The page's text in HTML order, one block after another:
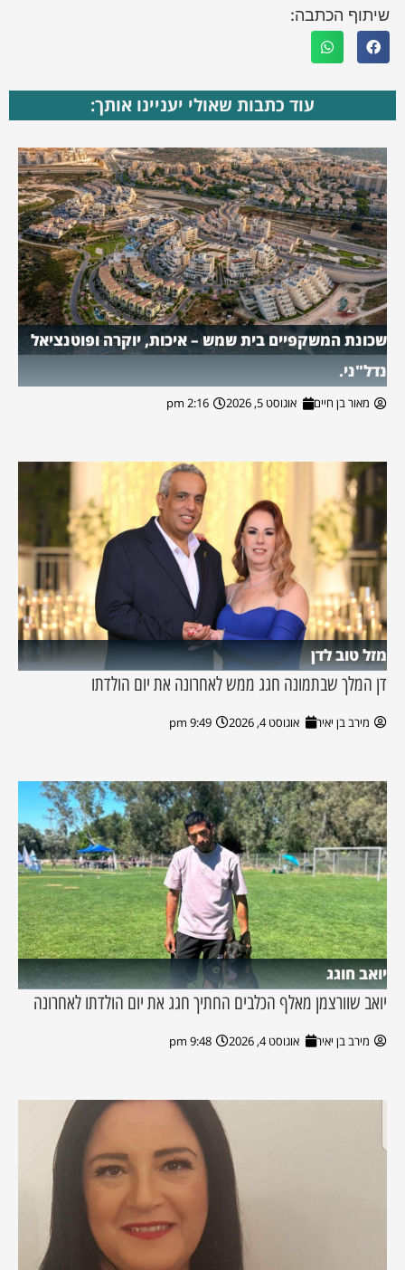
שיתוף הכתבה:
עוד כתבות שאולי יעניינו אותך:
שכונת המשקפיים בית שמש – איכות, יוקרה ופוטנציאל
נדל"ני.
מאור בן חיים אוגוסט 5, 2026 2:16 pm
מזל טוב לדן
דן המלך שבתמונה חגג ממש לאחרונה את יום הולדתו
מירב בן יאיר אוגוסט 4, 2026 9:49 pm
יואב חוגג
יואב שוורצמן מאלף הכלבים החתיך חגג את יום הולדתו לאחרונה
מירב בן יאיר אוגוסט 4, 2026 9:48 pm